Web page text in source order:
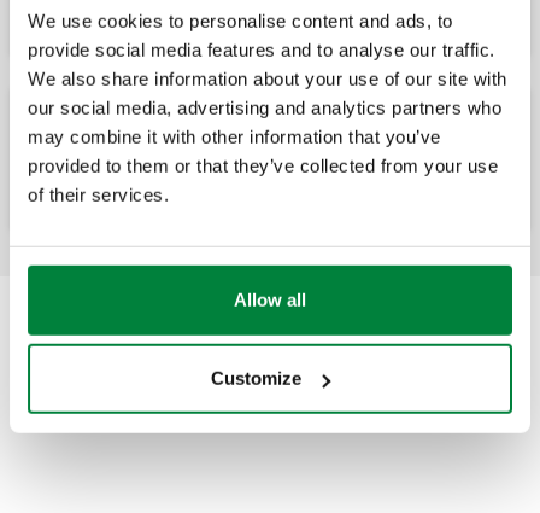
We use cookies to personalise content and ads, to
provide social media features and to analyse our traffic.
We also share information about your use of our site with
our social media, advertising and analytics partners who
may combine it with other information that you’ve
provided to them or that they’ve collected from your use
of their services.
Allow all
Customize
Groupe de transfert pour installations
solaires, raccordement départ et retour.